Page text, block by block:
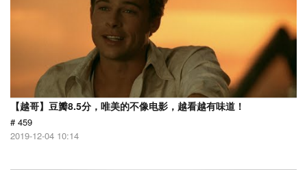
【越哥】豆瓣8.5分，唯美的不像电影，越看越有味道！
# 459
2019-12-04 10:14